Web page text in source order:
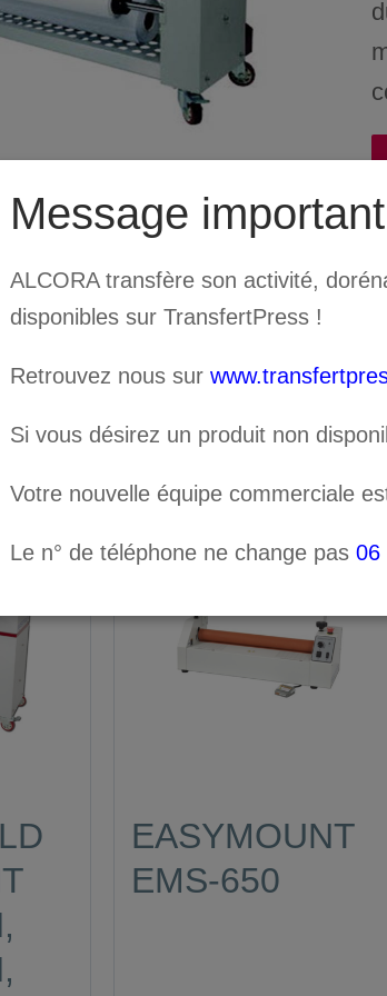
EASYMOUNT
EMS-650
Message important
ALCORA transfère son activité,
disponibles sur TransfertPress !
Retrouvez nous sur
Si vous désirez un produit non
Votre nouvelle équipe commerciale
Le n° de téléphone ne change pas 06